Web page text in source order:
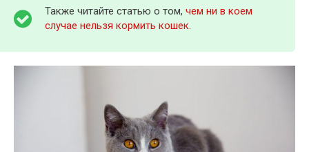
Также читайте статью о том, чем ни в коем
случае нельзя кормить кошек